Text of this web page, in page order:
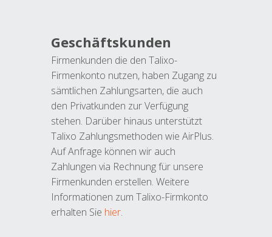
Geschäftskunden
Firmenkunden die den Talixo-
Firmenkonto nutzen, haben Zugang zu
sämtlichen Zahlungsarten, die auch
den Privatkunden zur Verfügung
stehen. Darüber hinaus unterstützt
Talixo Zahlungsmethoden wie AirPlus.
Auf Anfrage können wir auch
Zahlungen via Rechnung für unsere
Firmenkunden erstellen. Weitere
Informationen zum Talixo-Firmkonto
erhalten Sie hier.